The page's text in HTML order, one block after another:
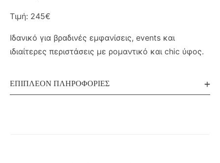
Τιμή: 245€
Ιδανικό για βραδινές εμφανίσεις, events και
ιδιαίτερες περιστάσεις με ρομαντικό και chic ύφος.
ΕΠΙΠΛΈΟΝ ΠΛΗΡΟΦΟΡΊΕΣ